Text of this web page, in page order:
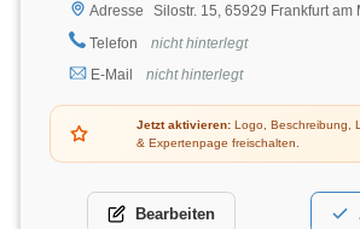
Adresse
Silostr. 15, 65929 Frankfurt am
Telefon
nicht hinterlegt
E-Mail
nicht hinterlegt
Jetzt aktivieren: Logo, Beschreibung,
& Expertenpage freischalten.
Bearbeiten